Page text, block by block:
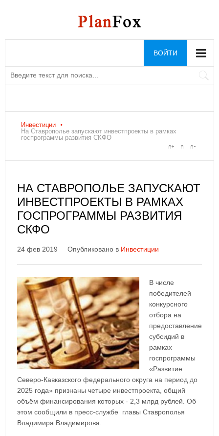
ВОЙТИ
Инвестиции
На Ставрополье запускают инвестпроекты в рамках
госпрограммы развития СКФО
НА СТАВРОПОЛЬЕ ЗАПУСКАЮТ
ИНВЕСТПРОЕКТЫ В РАМКАХ
ГОСПРОГРАММЫ РАЗВИТИЯ
СКФО
24 фев 2019 Опубликовано в Инвестиции
В числе
победителей
конкурсного
отбора на
предоставление
субсидий в
рамках
госпрограммы
«Развитие
Северо-Кавказского федерального округа на период до
2025 года» признаны четыре инвестпроекта, общий
объём финансирования которых - 2,3 млрд рублей. Об
этом сообщили в пресс-службе главы Ставрополья
Владимира Владимирова.